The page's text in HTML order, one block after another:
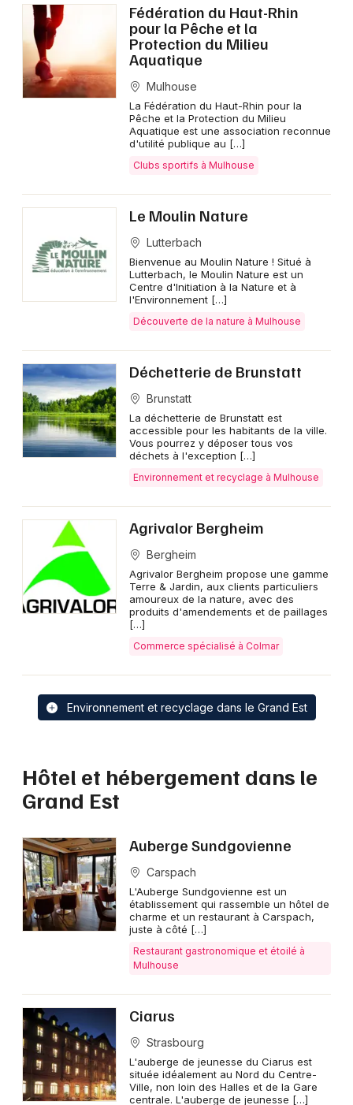
Fédération du Haut-Rhin
pour la Pêche et la
Protection du Milieu
Aquatique
Mulhouse
La Fédération du Haut-Rhin pour la
Pêche et la Protection du Milieu
Aquatique est une association reconnue
d'utilité publique au […]
Clubs sportifs à Mulhouse
Le Moulin Nature
Lutterbach
Bienvenue au Moulin Nature ! Situé à
Lutterbach, le Moulin Nature est un
Centre d'Initiation à la Nature et à
l'Environnement […]
Découverte de la nature à Mulhouse
Déchetterie de Brunstatt
Brunstatt
La déchetterie de Brunstatt est
accessible pour les habitants de la ville.
Vous pourrez y déposer tous vos
déchets à l'exception […]
Environnement et recyclage à Mulhouse
Agrivalor Bergheim
Bergheim
Agrivalor Bergheim propose une gamme
Terre & Jardin, aux clients particuliers
amoureux de la nature, avec des
produits d'amendements et de paillages
[…]
Commerce spécialisé à Colmar
Environnement et recyclage dans le Grand Est
Hôtel et hébergement dans le
Grand Est
Auberge Sundgovienne
Carspach
L'Auberge Sundgovienne est un
établissement qui rassemble un hôtel de
charme et un restaurant à Carspach,
juste à côté […]
Restaurant gastronomique et étoilé à
Mulhouse
Ciarus
Strasbourg
L'auberge de jeunesse du Ciarus est
située idéalement au Nord du Centre-
Ville, non loin des Halles et de la Gare
centrale. L'auberge de jeunesse […]